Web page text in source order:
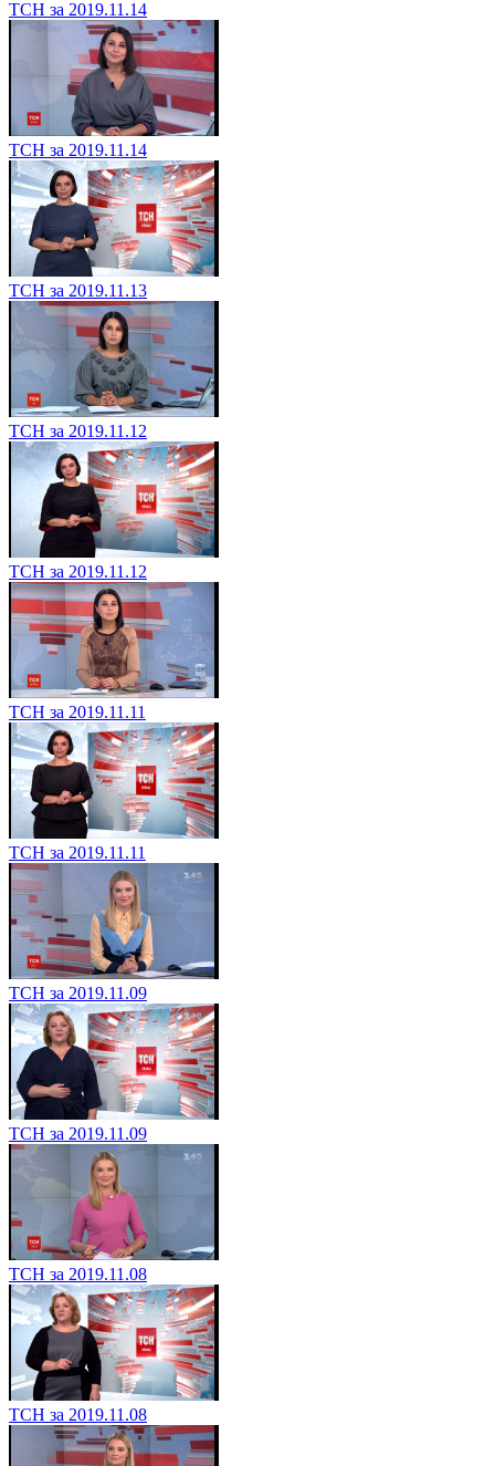
ТСН за 2019.11.14
ТСН за 2019.11.14
ТСН за 2019.11.13
ТСН за 2019.11.12
ТСН за 2019.11.12
ТСН за 2019.11.11
ТСН за 2019.11.11
ТСН за 2019.11.09
ТСН за 2019.11.09
ТСН за 2019.11.08
ТСН за 2019.11.08